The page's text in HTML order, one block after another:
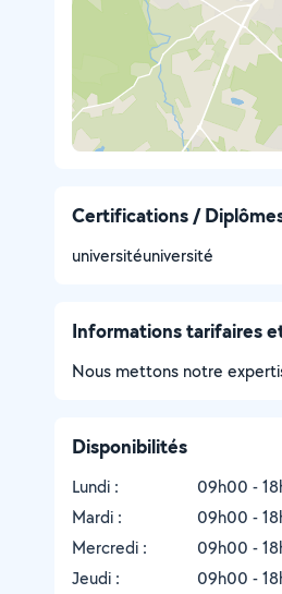
Certifications /
universitéuniversité
Informations tarifaires
Nous mettons notre
Disponibilités
Lundi :
09h00 -
Mardi :
09h00 -
Mercredi :
09h00 -
Jeudi :
09h00 -